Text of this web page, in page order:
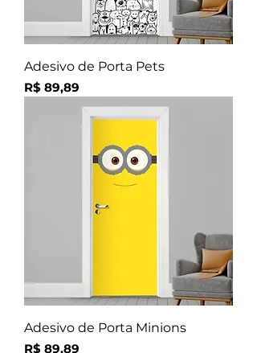
Adesivo de Porta Pets
Preço
R$ 89,89
Adesivo de Porta Minions
Preço
R$ 89,89